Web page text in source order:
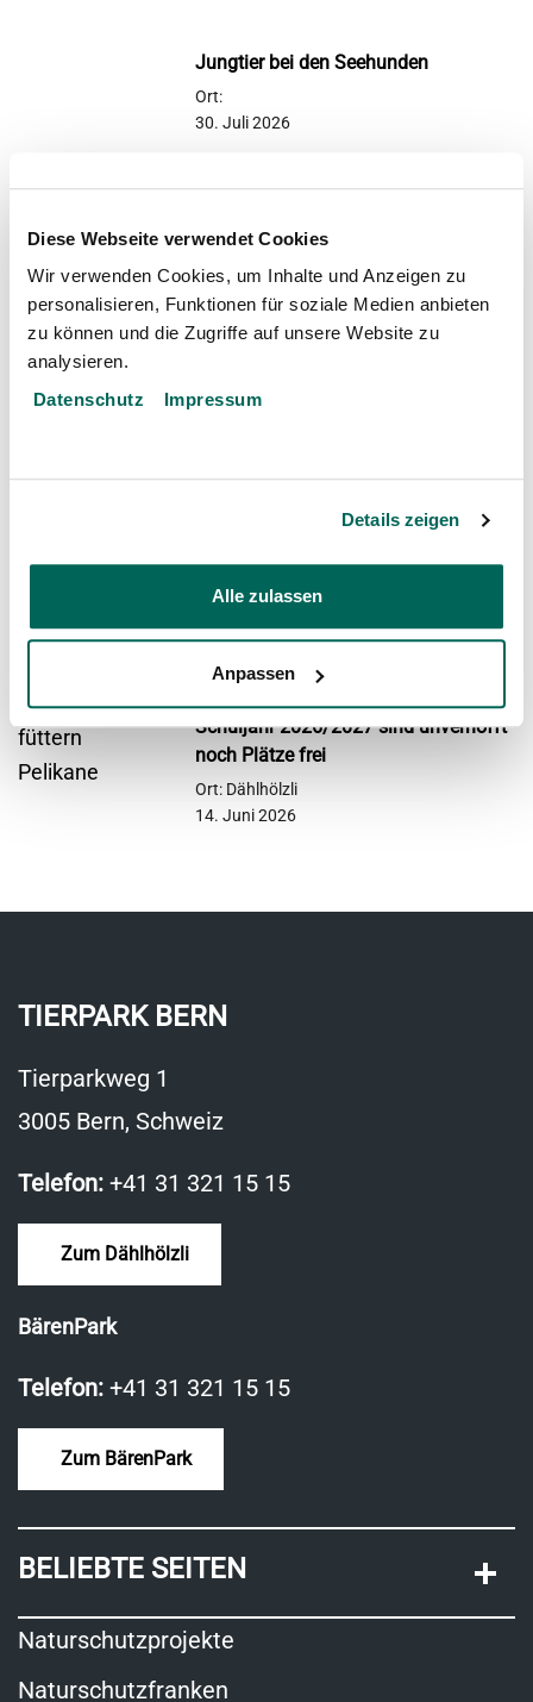
Diese Webseite verwendet Cookies
Wir verwenden Cookies, um Inhalte und Anzeigen zu
personalisieren, Funktionen für soziale Medien anbieten
zu können und die Zugriffe auf unsere Website zu
analysieren.
Datenschutz
Impressum
Details zeigen
Alle zulassen
Anpassen
Jungtier bei den Seehunden
Ort:
30. Juli 2026
1. August im Tierpark
28. Juli 2026
Neubau einer Asienvoliere
Ort: Dählhölzli
29. Juni 2026
Schuljahr 2026/2027 sind unverhofft
noch Plätze frei
Ort: Dählhölzli
14. Juni 2026
TIERPARK BERN
Tierparkweg 1
3005 Bern, Schweiz
Telefon: +41 31 321 15 15
Zum Dählhölzli
BärenPark
Telefon: +41 31 321 15 15
Zum BärenPark
BELIEBTE SEITEN
Naturschutzprojekte
Naturschutzfranken